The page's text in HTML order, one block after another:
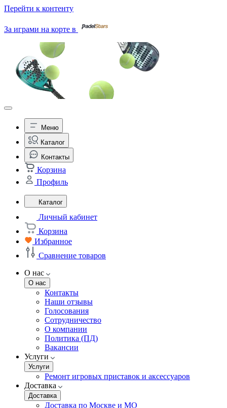
Перейти к контенту
За играми на корте в
Меню
Каталог
Контакты
Корзина
Профиль
Каталог
Личный кабинет
Корзина
Избранное
Сравнение товаров
О нас
О нас
Контакты
Наши отзывы
Голосования
Сотрудничество
О компании
Политика (ПД)
Вакансии
Услуги
Услуги
Ремонт игровых приставок и аксессуаров
Доставка
Доставка
Доставка по Москве и МО